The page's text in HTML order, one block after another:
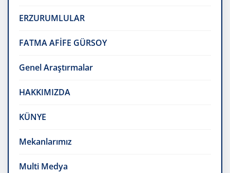
ERZURUMLULAR
FATMA AFİFE GÜRSOY
Genel Araştırmalar
HAKKIMIZDA
KÜNYE
Mekanlarımız
Multi Medya